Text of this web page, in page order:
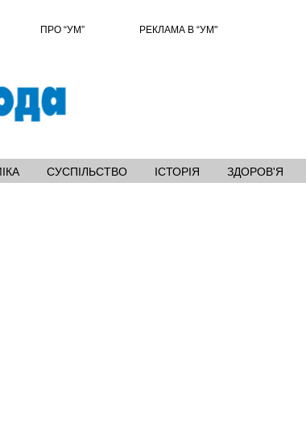
ПРО “УМ” РЕКЛАМА В “УМ"
СУСПІЛЬСТВО ІСТОРІЯ ЗДОРОВ'Я